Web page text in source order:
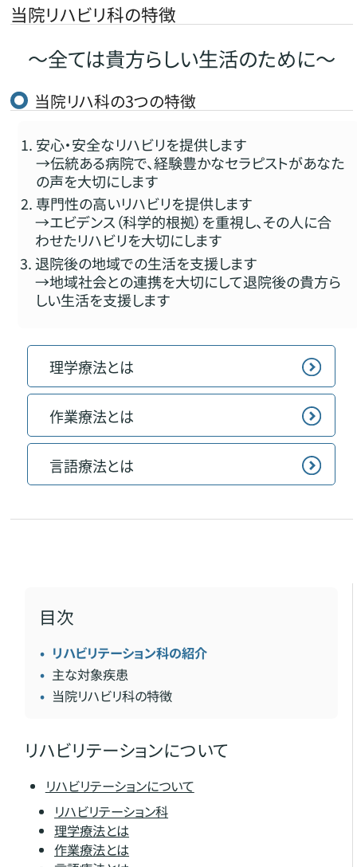
当院リハビリ科の特徴
〜全ては貴方らしい生活のために～
当院リハ科の3つの特徴
安心・安全なリハビリを提供します
→伝統ある病院で、経験豊かなセラピストがあなた
の声を大切にします
専門性の高いリハビリを提供します
→エビデンス（科学的根拠）を重視し、その人に合
わせたリハビリを大切にします
退院後の地域での生活を支援します
→地域社会との連携を大切にして退院後の貴方ら
しい生活を支援します
理学療法とは
作業療法とは
言語療法とは
目次
リハビリテーション科の紹介
主な対象疾患
当院リハビリ科の特徴
リハビリテーションについて
リハビリテーションについて
リハビリテーション科
理学療法とは
作業療法とは